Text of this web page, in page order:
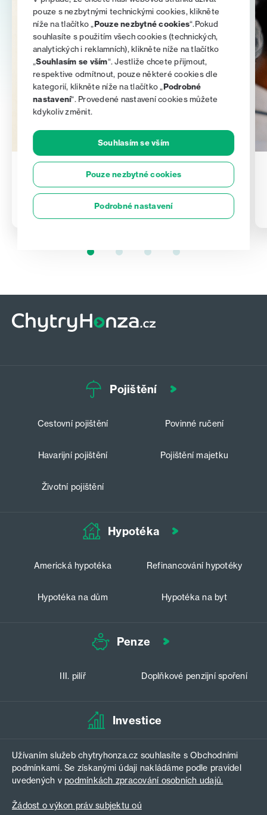
Chytrý Honza se mění na EFEKTA Brokerpool
Pojištění
Cestovní pojištění Povinné ručení
Havarijní pojištění Pojištění majetku
Životní pojištění
Hypotéka
Americká hypotéka Refinancování hypotéky
Hypotéka na dům Hypotéka na byt
Penze
III. pilíř Doplňkové penzijní spoření
Investice
Užívaním služeb chytryhonza.cz souhlasíte s Obchodními
podmínkami. Se získanými údaji nakládáme podle pravidel
uvedených v podmínkách zpracování osobních udajů.
Žádost o výkon práv subjektu oú
pouze s nezbytnými technickými cookies, klikněte
níže na tlačítko „Pouze nezbytné cookies“.Pokud
souhlasíte s použitím všech cookies (technických,
analytických i reklamních), klikněte níže na tlačítko
„Souhlasím se vším“. Jestliže chcete přijmout,
respektive odmítnout, pouze některé cookies dle
kategorií, klikněte níže na tlačítko „Podrobné
nastavení“. Provedené nastavení cookies můžete
kdykoliv změnit.
Souhlasím se vším
Pouze nezbytné cookies
Podrobné nastavení